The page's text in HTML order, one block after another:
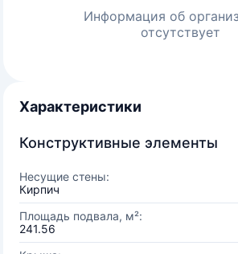
Информация об
отсутствует
Характеристики
Конструктивные элементы
Несущие стены:
Кирпич
Площадь подвала, м²:
241.56